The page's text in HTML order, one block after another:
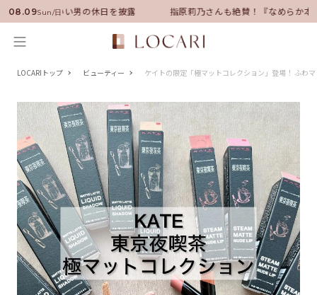
08.09Sun/日
ーに就任！いい男の休日を披露 指原莉乃さんも絶賛！『なめらか本
LOCARIトップ ビューティー ケイトの限定「極マットコレクション」登場！ ふわ